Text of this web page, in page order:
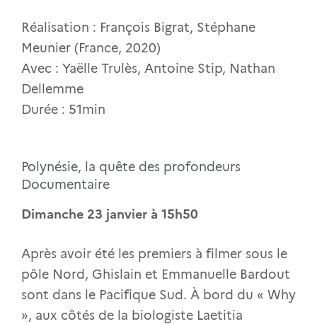
Réalisation : François Bigrat, Stéphane
Meunier (France, 2020)
Avec : Yaëlle Trulès, Antoine Stip, Nathan
Dellemme
Durée : 51min
Polynésie, la quête des profondeurs
Documentaire
Dimanche 23 janvier à 15h50
Après avoir été les premiers à filmer sous le
pôle Nord, Ghislain et Emmanuelle Bardout
sont dans le Pacifique Sud. À bord du « Why
», aux côtés de la biologiste Laetitia